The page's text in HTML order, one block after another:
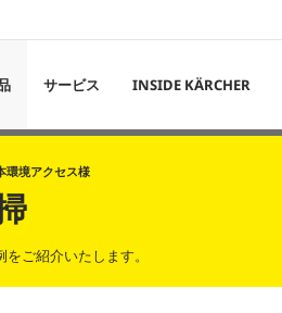
サービス INSIDE KÄRCHER
環境アクセス様
ご紹介いたします。